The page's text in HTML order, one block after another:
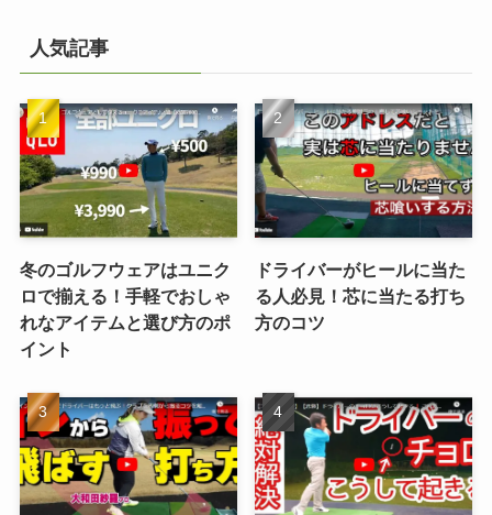
人気記事
冬のゴルフウェアはユニク
ロで揃える！手軽でおしゃ
れなアイテムと選び方のポ
イント
ドライバーがヒールに当た
る人必見！芯に当たる打ち
方のコツ